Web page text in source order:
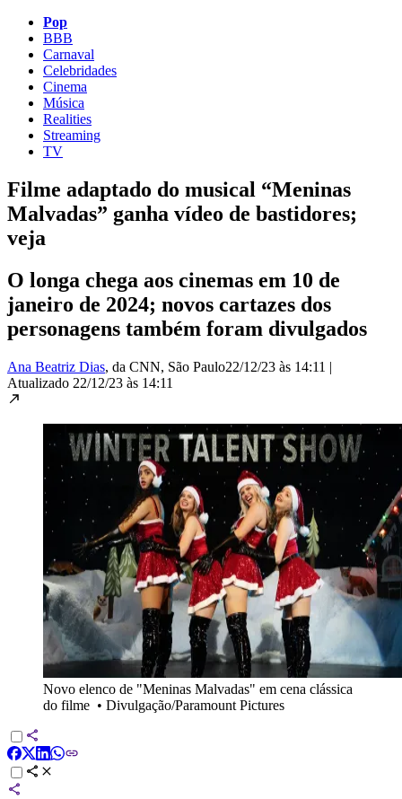
Pop
BBB
Carnaval
Celebridades
Cinema
Música
Realities
Streaming
TV
Filme adaptado do musical “Meninas
Malvadas” ganha vídeo de bastidores;
veja
O longa chega aos cinemas em 10 de
janeiro de 2024; novos cartazes dos
personagens também foram divulgados
Ana Beatriz Dias, da CNN, São Paulo22/12/23 às 14:11 |
Atualizado 22/12/23 às 14:11
Novo elenco de "Meninas Malvadas" em cena clássica
do filme • Divulgação/Paramount Pictures